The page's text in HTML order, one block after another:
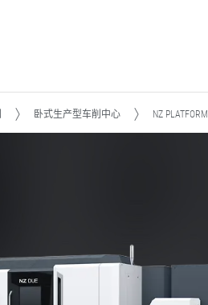
卧式生产型车削中心 NZ PLATFORM